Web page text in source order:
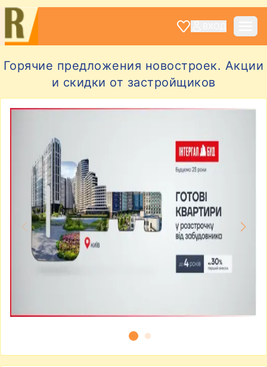
Горячие предложения новостроек. Акции
и скидки от застройщиков